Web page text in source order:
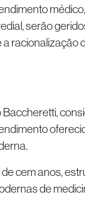
serão
racionalização
cem anos,
de